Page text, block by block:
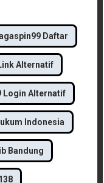
Daftar
Alternatif
Login Alternatif
Indonesia
Bandung